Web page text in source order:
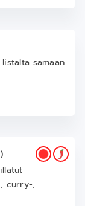
samaan
)
curry-,